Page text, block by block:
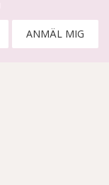
ANMÄL MIG